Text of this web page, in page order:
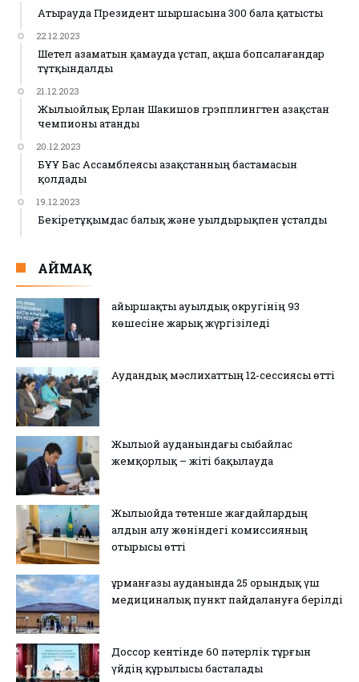
Атырауда Президент шыршасына 300 бала қатысты
22.12.2023
Шетел азаматын қамауда ұстап, ақша бопсалағандар
тұтқындалды
21.12.2023
Жылыойлық Ерлан Шакишов грэпплингтен Қазақстан
чемпионы атанды
20.12.2023
БҰҰ Бас Ассамблеясы Қазақстанның бастамасын
қолдады
19.12.2023
Бекіретұқымдас балық және уылдырықпен ұсталды
АЙМАҚ
Қайыршақты ауылдық округінің 93
көшесіне жарық жүргізіледі
Аудандық мәслихаттың 12-сессиясы өтті
Жылыой ауданындағы сыбайлас
жемқорлық – жіті бақылауда
Жылыойда төтенше жағдайлардың
алдын алу жөніндегі комиссияның
отырысы өтті
Құрманғазы ауданында 25 орындық үш
медициналық пункт пайдалануға берілді
Доссор кентінде 60 пәтерлік тұрғын
үйдің құрылысы басталады